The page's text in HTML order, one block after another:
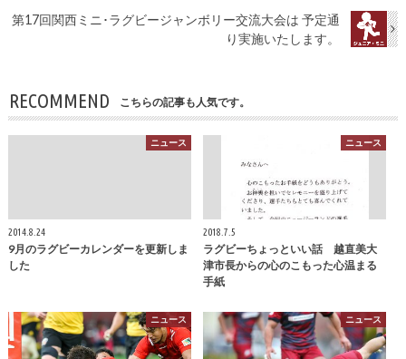
第17回関西ミニ･ラグビージャンボリー交流大会は 予定通
り実施いたします。
RECOMMEND こちらの記事も人気です。
ニュース
2014.8.24
9月のラグビーカレンダーを更新しま
した
ニュース
2018.7.5
ラグビーちょっといい話 越直美大
津市長からの心のこもった心温まる
手紙
ニュース ニュース